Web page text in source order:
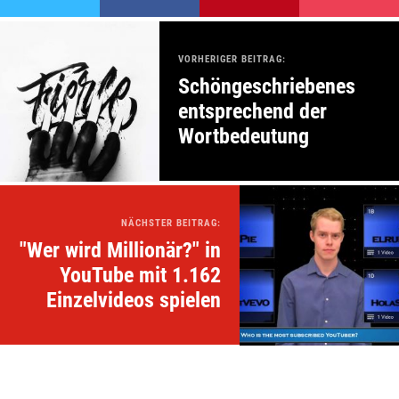
VORHERIGER BEITRAG:
Schöngeschriebenes
entsprechend der
Wortbedeutung
NÄCHSTER BEITRAG:
"Wer wird Millionär?" in
YouTube mit 1.162
Einzelvideos spielen